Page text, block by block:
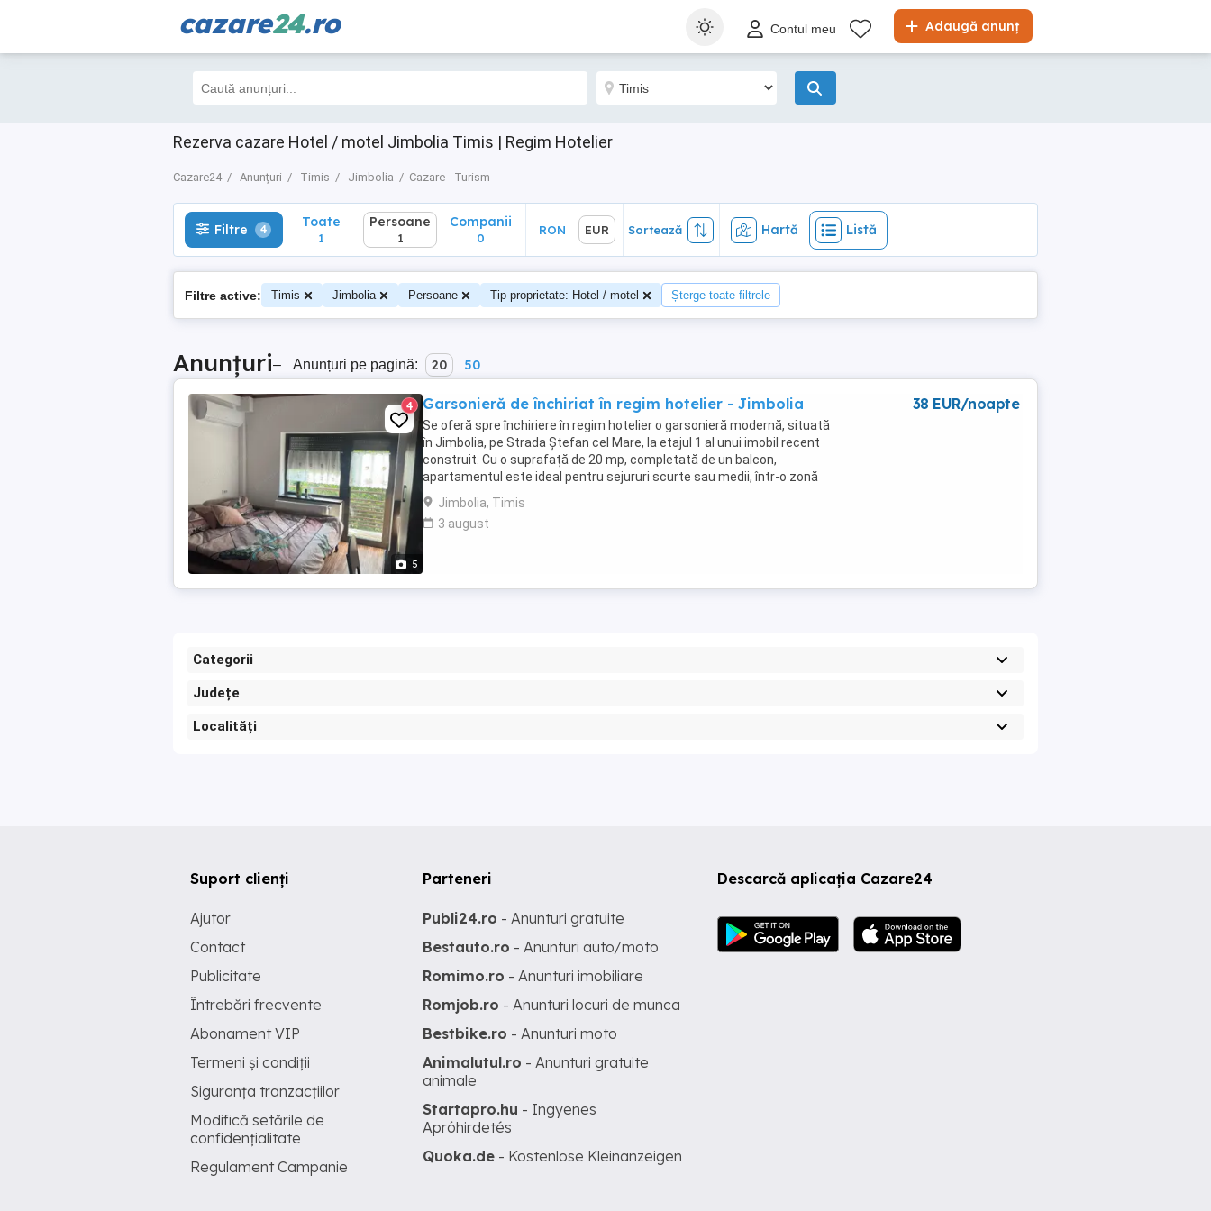
cazare24.ro Adaugă anunț
Contul meu
Rezerva cazare Hotel / motel Jimbolia Timis | Regim Hotelier
Cazare24 Anunțuri Timis Jimbolia Cazare - Turism
Filtre 4 Toate
1
Hartă Listă
Filtre 4 Toate
1
Persoane
1
Companii
0
RON EUR Sortează Hartă Listă
Filtre active: Timis Jimbolia Persoane Tip proprietate: Hotel / motel Șterge toate filtrele
Anunțuri– Anunțuri pe pagină: 20 50
5
4 Garsonieră de închiriat în regim hotelier - Jimbolia
Se oferă spre închiriere în regim hotelier o garsonieră modernă, situată
în Jimbolia, pe Strada Ștefan cel Mare, la etajul 1 al unui imobil recent
construit. Cu o suprafață de 20 mp, completată de un balcon,
apartamentul este ideal pentru sejururi scurte sau medii, într-o zonă
liniștită și convenabilă, ...
Jimbolia, Timis
3 august
38 EUR/noapte
Categorii
Județe
Localități
Descarcă aplicația Cazare24
Suport clienți
Ajutor
Contact
Publicitate
Întrebări frecvente
Abonament VIP
Termeni și condiții
Siguranța tranzacțiilor
Modifică setările de
confidențialitate
Regulament Campanie
Parteneri
Publi24.ro - Anunturi gratuite
Bestauto.ro - Anunturi auto/moto
Romimo.ro - Anunturi imobiliare
Romjob.ro - Anunturi locuri de munca
Bestbike.ro - Anunturi moto
Animalutul.ro - Anunturi gratuite
animale
Startapro.hu - Ingyenes
Apróhirdetés
Quoka.de - Kostenlose Kleinanzeigen